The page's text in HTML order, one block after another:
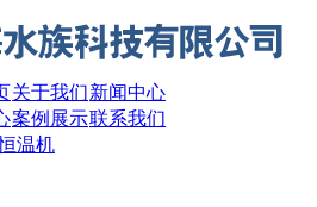
关于我们新闻中心
案例展示联系我们
温机